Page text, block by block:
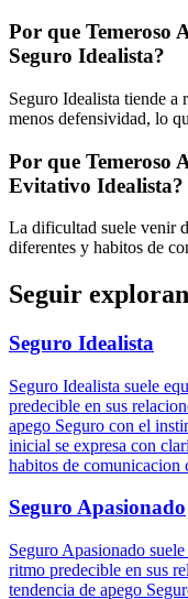
Por que Temeroso
Seguro Idealista?
Seguro Idealista tiende a
menos defensividad, lo
Por que Temeroso
Evitativo Idealista?
La dificultad suele venir
diferentes y habitos de
Seguir
Seguro Idealista
Seguro Idealista suele
predecible en sus
apego Seguro con el
inicial se expresa con
habitos de comunicacion
Seguro Apasionado
Seguro Apasionado
ritmo predecible en sus
tendencia de apego